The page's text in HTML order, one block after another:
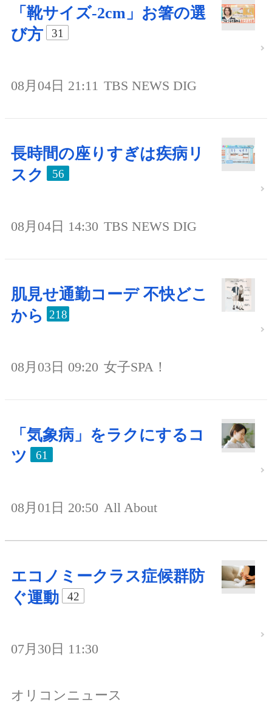
「靴サイズ-2cm」お箸の選
び方
31
08月04日 21:11 TBS NEWS DIG
長時間の座りすぎは疾病リ
スク
56
08月04日 14:30 TBS NEWS DIG
肌見せ通勤コーデ 不快どこ
から
218
08月03日 09:20 女子SPA！
「気象病」をラクにするコ
ツ
61
08月01日 20:50 All About
エコノミークラス症候群防
ぐ運動
42
07月30日 11:30
オリコンニュース